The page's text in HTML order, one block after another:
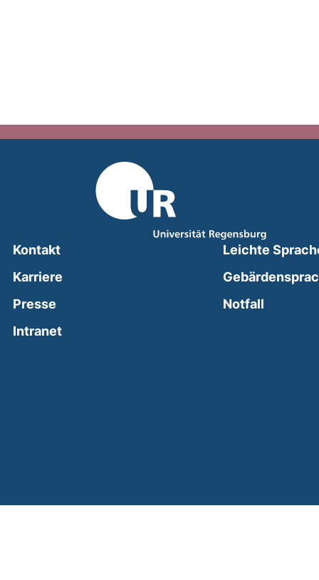
Kontakt
Karriere
Presse
Intranet(external link, opens in a new window)
Leichte
Notfall